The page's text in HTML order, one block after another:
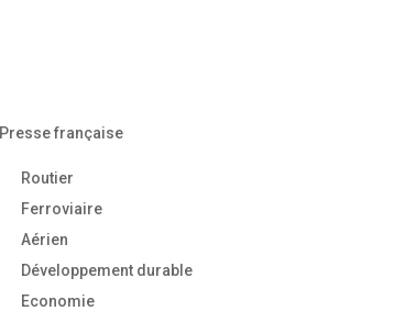
Presse française
Routier
Ferroviaire
Aérien
Développement durable
Economie